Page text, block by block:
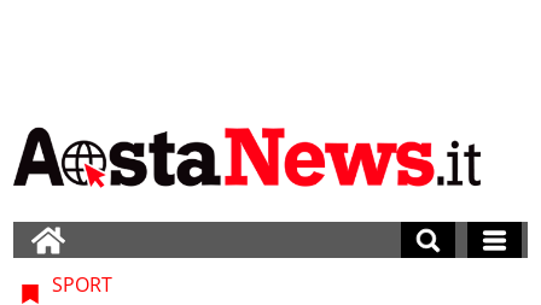
SPORT